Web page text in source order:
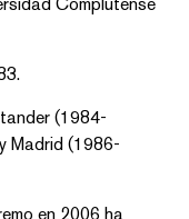
(1984-
Madrid (1986-
en 2006 ha